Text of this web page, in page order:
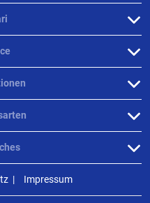
Impressum